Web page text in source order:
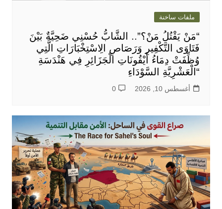
ملفات ساخنة
“مَنْ يَقْتُلُ مَنْ؟”.. الشَّابُّ حُسْنِي ضَحِيَّةٌ بَيْنَ
فَتَاوَى التَّكْفِيرِ وَرَصَاصِ الِاسْتِخْبَارَاتِ الَّتِي
وُظِّفَتْ دِمَاءُ أَيْقُونَاتِ الْجَزَائِرِ فِي هَنْدَسَةِ
“الْعَشْرِيَّةِ السَّوْدَاءِ
أغسطس 10, 2026 0